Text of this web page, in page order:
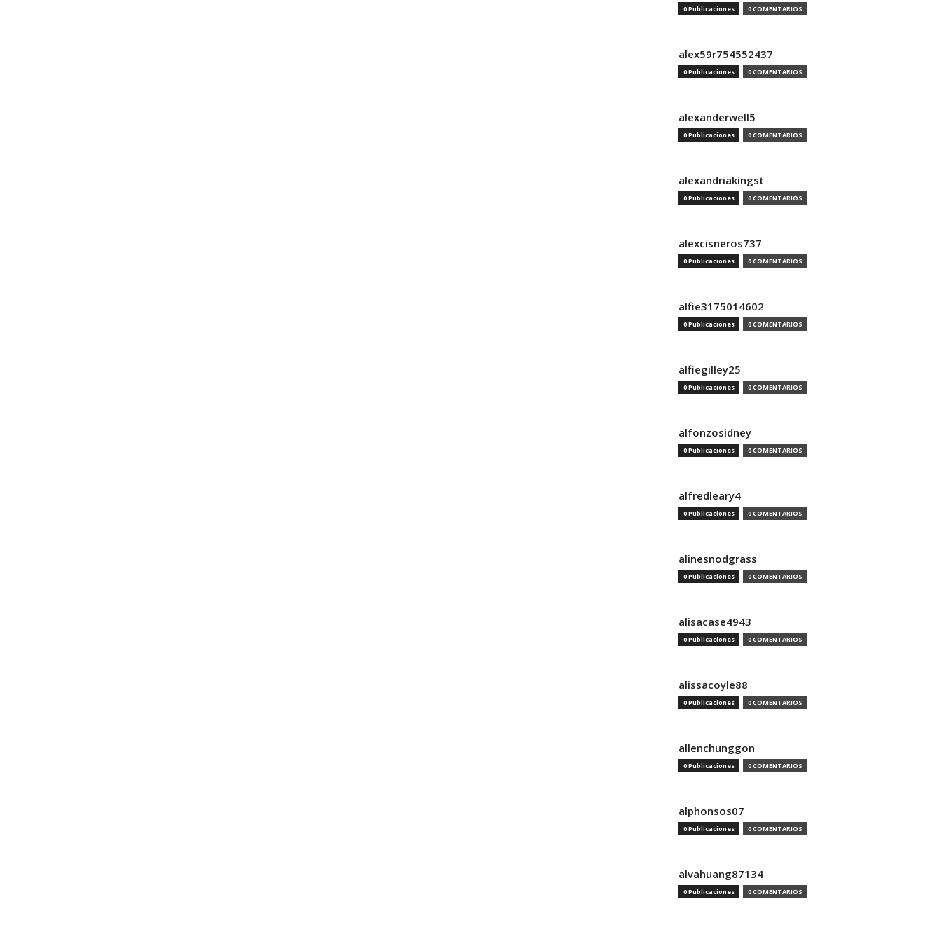
0 Publicaciones 0 COMENTARIOS
alex59r754552437
0 Publicaciones 0 COMENTARIOS
alexanderwell5
0 Publicaciones 0 COMENTARIOS
alexandriakingst
0 Publicaciones 0 COMENTARIOS
alexcisneros737
0 Publicaciones 0 COMENTARIOS
alfie3175014602
0 Publicaciones 0 COMENTARIOS
alfiegilley25
0 Publicaciones 0 COMENTARIOS
alfonzosidney
0 Publicaciones 0 COMENTARIOS
alfredleary4
0 Publicaciones 0 COMENTARIOS
alinesnodgrass
0 Publicaciones 0 COMENTARIOS
alisacase4943
0 Publicaciones 0 COMENTARIOS
alissacoyle88
0 Publicaciones 0 COMENTARIOS
allenchunggon
0 Publicaciones 0 COMENTARIOS
alphonsos07
0 Publicaciones 0 COMENTARIOS
alvahuang87134
0 Publicaciones 0 COMENTARIOS